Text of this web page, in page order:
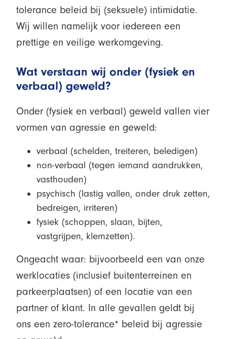
tolerance beleid bij (seksuele) intimidatie.
Wij willen namelijk voor iedereen een
prettige en veilige werkomgeving.
Wat verstaan wij onder (fysiek en
verbaal) geweld?
Onder (fysiek en verbaal) geweld vallen vier
vormen van agressie en geweld:
verbaal (schelden, treiteren, beledigen)
non-verbaal (tegen iemand aandrukken,
vasthouden)
psychisch (lastig vallen, onder druk zetten,
bedreigen, irriteren)
fysiek (schoppen, slaan, bijten,
vastgrijpen, klemzetten).
Ongeacht waar: bijvoorbeeld een van onze
werklocaties (inclusief buitenterreinen en
parkeerplaatsen) of een locatie van een
partner of klant. In alle gevallen geldt bij
ons een zero-tolerance* beleid bij agressie